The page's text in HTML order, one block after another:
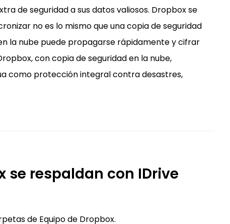
de seguridad a sus datos valiosos. Dropbox se
no es lo mismo que una copia de seguridad
la nube puede propagarse rápidamente y cifrar
con copia de seguridad en la nube,
como protección integral contra desastres,
se respaldan con IDrive
de Equipo de Dropbox.